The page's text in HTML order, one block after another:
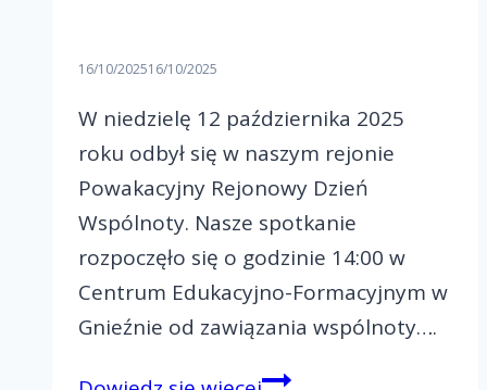
16/10/202516/10/2025
W niedzielę 12 października 2025
roku odbył się w naszym rejonie
Powakacyjny Rejonowy Dzień
Wspólnoty. Nasze spotkanie
rozpoczęło się o godzinie 14:00 w
Centrum Edukacyjno-Formacyjnym w
Gnieźnie od zawiązania wspólnoty….
Powakacyjny